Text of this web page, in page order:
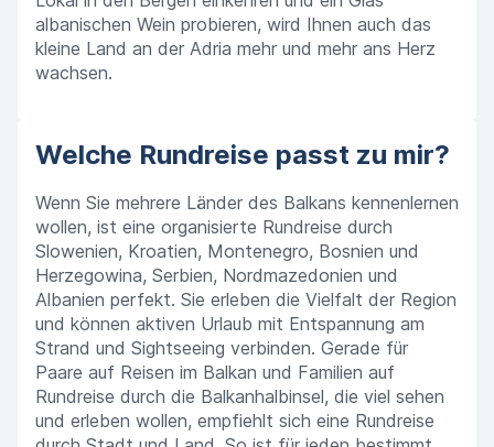
albanischen Wein probieren, wird Ihnen auch das
kleine Land an der Adria mehr und mehr ans Herz
wachsen.
Welche Rundreise passt zu mir?
Wenn Sie mehrere Länder des Balkans kennenlernen
wollen, ist eine organisierte Rundreise durch
Slowenien, Kroatien, Montenegro, Bosnien und
Herzegowina, Serbien, Nordmazedonien und
Albanien perfekt. Sie erleben die Vielfalt der Region
und können aktiven Urlaub mit Entspannung am
Strand und Sightseeing verbinden. Gerade für
Paare auf Reisen im Balkan und Familien auf
Rundreise durch die Balkanhalbinsel, die viel sehen
und erleben wollen, empfiehlt sich eine Rundreise